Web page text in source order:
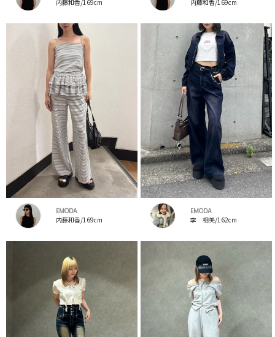
内藤和香/169cm
内藤和香/169cm
EMODA
内藤和香/169cm
EMODA
李 相美/162cm